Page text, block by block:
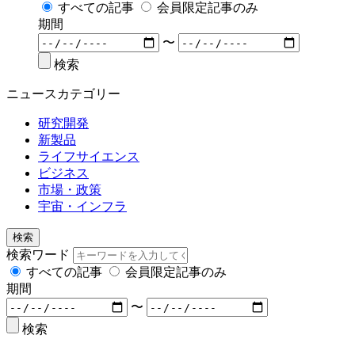
すべての記事
会員限定記事のみ
期間
〜
検索
ニュースカテゴリー
研究開発
新製品
ライフサイエンス
ビジネス
市場・政策
宇宙・インフラ
検索
検索ワード
すべての記事
会員限定記事のみ
期間
〜
検索